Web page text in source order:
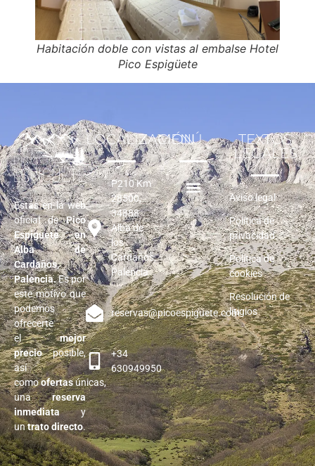
Habitación doble con vistas al embalse Hotel
Pico Espigüete
Estás en la web
oficial dePico
Espiguete en
Alba de
Cardaños,
Palencia.Es por
este motivo que
podemos
ofrecerte
elmejor
precioposible,
así
comoofertasúnicas,
unareserva
inmediatay
untrato directo.
LOCALIZACIÓN
P210 Km
28500,
34888
Alba de
los
Cardaños,
Palencia
reservas@picoespiguete.com
+34
630949950
MENÚ
TEXTOS
LEGALES
Aviso legal
Política de
privacidad
Política de
cookies
Resolución de
litigios